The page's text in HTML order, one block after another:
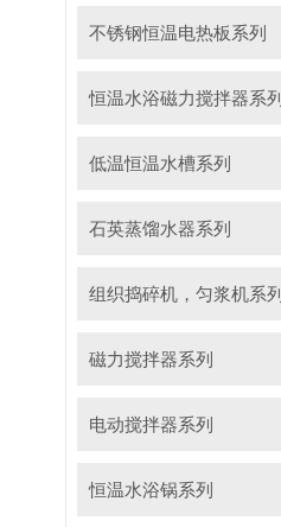
不锈钢恒温电热板系列
恒温水浴磁力搅拌器系列
低温恒温水槽系列
石英蒸馏水器系列
组织捣碎机，匀浆机系列
磁力搅拌器系列
电动搅拌器系列
恒温水浴锅系列